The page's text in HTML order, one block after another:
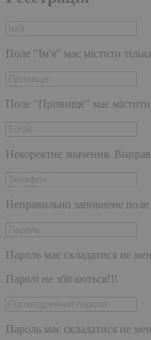
Поле "Ім'я" має містити
Поле "Прізвище" має
Некоректне значення.
Неправильно заповнене поле
Пароль має складатися не
Паролі не збігаються!!!
Пароль має складатися не